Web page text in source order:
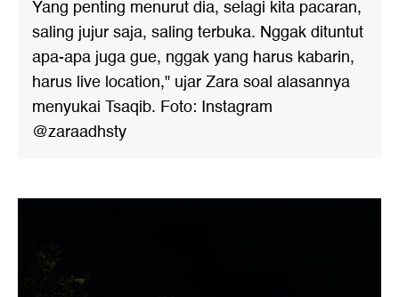
Yang penting menurut dia, selagi kita pacaran,
saling jujur saja, saling terbuka. Nggak dituntut
apa-apa juga gue, nggak yang harus kabarin,
harus live location," ujar Zara soal alasannya
menyukai Tsaqib. Foto: Instagram
@zaraadhsty